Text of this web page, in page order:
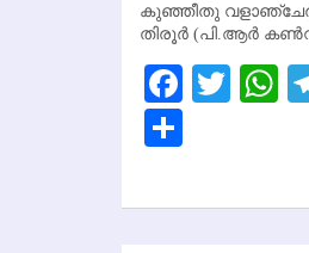
കുഞ്ഞീതു
തിരൂര്‍ (പി.ആര്‍